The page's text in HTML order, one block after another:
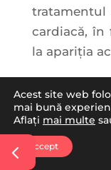
cardiacă, în
la apariţia
Acest site web
mai bună
Aflați mai multe
Accept